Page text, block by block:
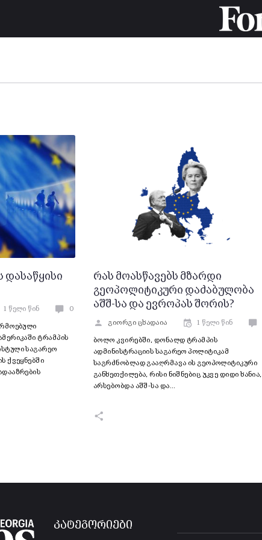
დასაწყისი
1 წელი წინ 0
ტრამპის
საგარეო
ქვეყნებში
რას მოასწავებს მზარდი
გეოპოლიტიკური დაძაბულობა
აშშ-სა და ევროპას შორის?
გიორგი ცხადაია 1 წელი წინ
ბოლო კვირებში, დონალდ ტრამპის
ადმინისტრაციის საგარეო პოლიტიკამ
საგრძნობლად გააღრმავა ის გეოპოლიტიკური
განხეთქილება, რისი ნიშნებიც უკვე დიდი ხანია,
არსებობდა აშშ-სა და…
კატეგორიები